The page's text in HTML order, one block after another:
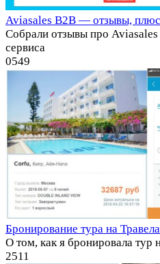
Aviasales B2B — отзывы,
Собрали отзывы про
сервиса
0549
Бронирование тура на
О том, как я бронировала тур
2511